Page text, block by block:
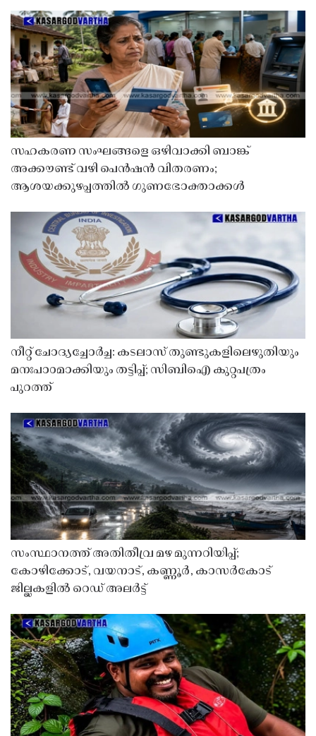
സഹകരണ സംഘങ്ങളെ ഒഴിവാക്കി ബാങ്ക്
അക്കൗണ്ട് വഴി പെൻഷൻ വിതരണം;
ആശയക്കുഴപ്പത്തിൽ ഗുണഭോക്താക്കൾ
നീറ്റ് ചോദ്യച്ചോർച്ച: കടലാസ് തുണ്ടുകളിലെഴുതിയും
മനഃപാഠമാക്കിയും തട്ടിപ്പ്; സിബിഐ കുറ്റപത്രം
പുറത്ത്
സംസ്ഥാനത്ത് അതിതീവ്ര മഴ മുന്നറിയിപ്പ്;
കോഴിക്കോട്, വയനാട്, കണ്ണൂർ, കാസർകോട്
ജില്ലകളിൽ റെഡ് അലർട്ട്